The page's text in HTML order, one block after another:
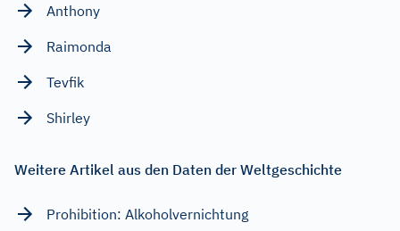
Anthony
Raimonda
Tevfik
Shirley
Weitere Artikel aus den Daten der Weltgeschichte
Prohibition: Alkoholvernichtung